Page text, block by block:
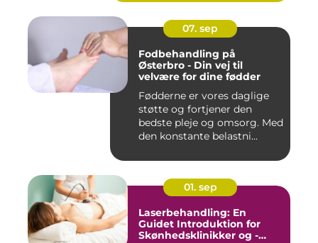
07. sep
Fodbehandling på
Østerbro - Din vej til
velvære for dine fødder
Fødderne er vores daglige
støtte og fortjener den
bedste pleje og omsorg. Med
den konstante belastni...
01. sep
Laserbehandling: En
Guidet Introduktion for
Skønhedsklinikker og -